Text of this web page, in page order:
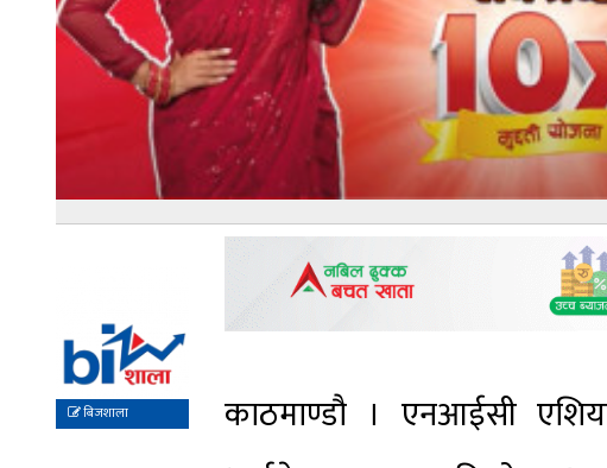
बिजशाला
काठमाण्डौ । एनआईसी